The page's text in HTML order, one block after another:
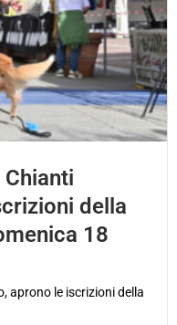
della
18
aprono le iscrizioni della